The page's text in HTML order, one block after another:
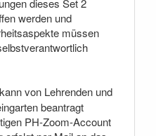
dieses Set 2
werden und
müssen
von Lehrenden und
beantragt
PH-Zoom-Account